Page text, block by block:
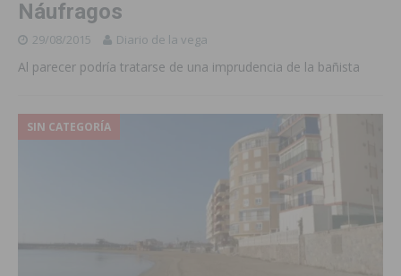
Náufragos
29/08/2015 Diario de la vega
Al parecer podría tratarse de una imprudencia de la bañista
SIN CATEGORÍA